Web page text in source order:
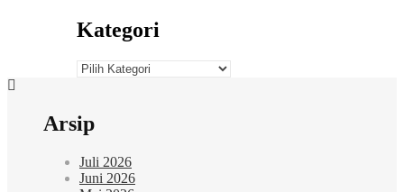
Kategori
Kategori
Arsip
Juli 2026
Juni 2026